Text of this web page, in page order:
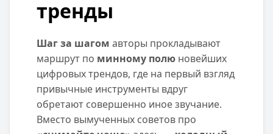
тренды
Шаг за шагом авторы прокладывают
маршрут по минному полю новейших
цифровых трендов, где на первый взгляд
привычные инструменты вдруг
обретают совершенно иное звучание.
Вместо вымученных советов про